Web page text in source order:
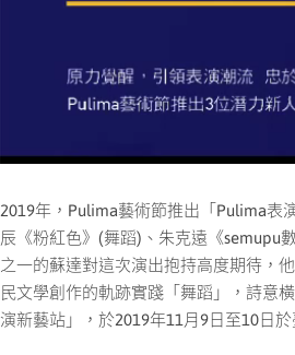
2019年，Pulima藝術節推出「Pulima
辰《粉紅色》(舞蹈)、朱克遠《semupu
之一的蘇達對這次演出抱持高度期待，
民文學創作的軌跡實踐「舞蹈」，詩意
演新藝站」，於2019年11月9日至10日